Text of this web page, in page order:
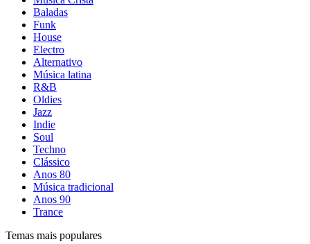
Baladas
Funk
House
Electro
Alternativo
Música latina
R&B
Oldies
Jazz
Indie
Soul
Techno
Clássico
Anos 80
Música tradicional
Anos 90
Trance
Temas mais populares